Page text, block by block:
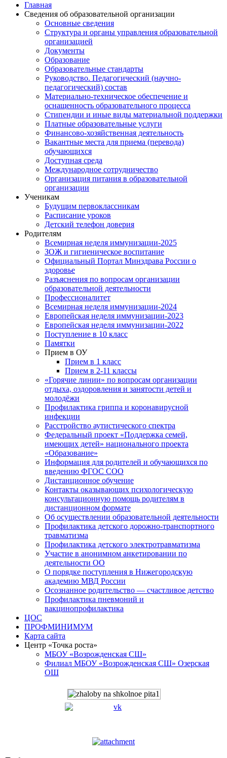
Главная
Сведения об образовательной организации
Основные сведения
Структура и органы управления образовательной
организацией
Документы
Образование
Образовательные стандарты
Руководство. Педагогический (научно-
педагогический) состав
Материально-техническое обеспечение и
оснащенность образовательного процесса
Стипендии и иные виды материальной поддержки
Платные образовательные услуги
Финансово-хозяйственная деятельность
Вакантные места для приема (перевода)
обучающихся
Доступная среда
Международное сотрудничество
Организация питания в образовательной
организации
Ученикам
Будущим первоклассникам
Расписание уроков
Детский телефон доверия
Родителям
Всемирная неделя иммунизации-2025
ЗОЖ и гигиеническое воспитание
Официальный Портал Минздрава России о
здоровье
Разъяснения по вопросам организации
образовательной деятельности
Профессионалитет
Всемирная неделя иммунизации-2024
Европейская неделя иммунизации-2023
Европейская неделя иммунизации-2022
Поступление в 10 класс
Памятки
Прием в ОУ
Прием в 1 класс
Прием в 2-11 классы
«Горячие линии» по вопросам организации
отдыха, оздоровления и занятости детей и
молодёжи
Профилактика гриппа и коронавирусной
инфекции
Расстройство аутистического спектра
Федеральный проект «Поддержка семей,
имеющих детей» национального проекта
«Образование»
Информация для родителей и обучающихся по
введению ФГОС СОО
Дистанционное обучение
Контакты оказывающих психологическую
консультационную помощь родителям в
дистанционном формате
Об осуществлении образовательной деятельности
Профилактика детского дорожно-транспортного
травматизма
Профилактика детского электротравматизма
Участие в анонимном анкетировании по
деятельности ОО
О порядке поступления в Нижегородскую
академию МВД России
Осознанное родительство — счастливое детство
Профилактика пневмоний и
вакцинопрофилактика
ЦОС
ПРОФМИНИМУМ
Карта сайта
Центр «Точка роста»
МБОУ «Возрожденская СШ»
Филиал МБОУ «Возрожденская СШ» Озерская
ОШ